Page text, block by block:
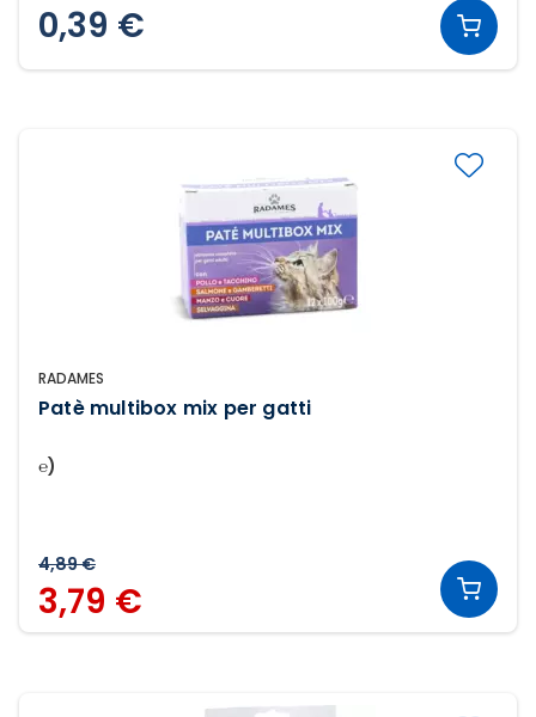
0,39 €
RADAMES
Patè multibox mix per gatti
℮)
4,89 €
3,79 €